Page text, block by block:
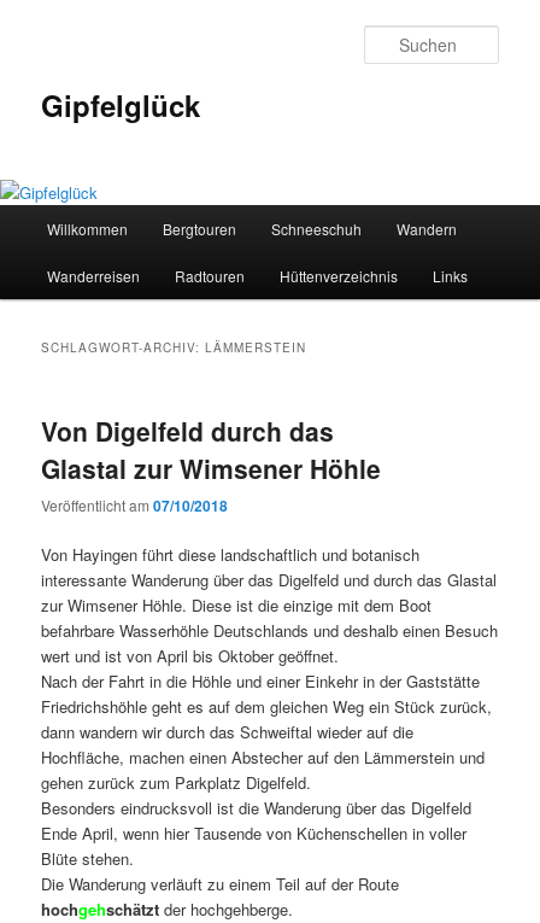
Gipfelglück
Willkommen Bergtouren Schneeschuh Wandern
Wanderreisen Radtouren Hüttenverzeichnis Links
SCHLAGWORT-ARCHIV:LÄMMERSTEIN
Von Digelfeld durch das
Glastal zur Wimsener Höhle
Veröffentlicht am07/10/2018
Von Hayingen führt diese landschaftlich und botanisch
interessante Wanderung über das Digelfeld und durch das Glastal
zur Wimsener Höhle. Diese ist die einzige mit dem Boot
befahrbare Wasserhöhle Deutschlands und deshalb einen Besuch
wert und ist von April bis Oktober geöffnet.
Nach der Fahrt in die Höhle und einer Einkehr in der Gaststätte
Friedrichshöhle geht es auf dem gleichen Weg ein Stück zurück,
dann wandern wir durch das Schweiftal wieder auf die
Hochfläche, machen einen Abstecher auf den Lämmerstein und
gehen zurück zum Parkplatz Digelfeld.
Besonders eindrucksvoll ist die Wanderung über das Digelfeld
Ende April, wenn hier Tausende von Küchenschellen in voller
Blüte stehen.
Die Wanderung verläuft zu einem Teil auf der Route
hochgehschätzt der hochgehberge.